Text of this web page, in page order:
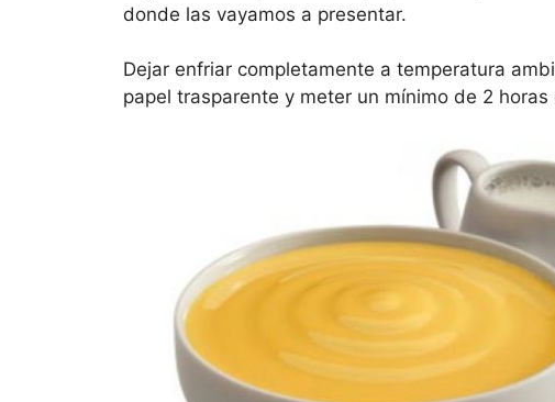
donde las vayamos a presentar.
Dejar enfriar completamente a temperatura
papel trasparente y meter un mínimo de 2